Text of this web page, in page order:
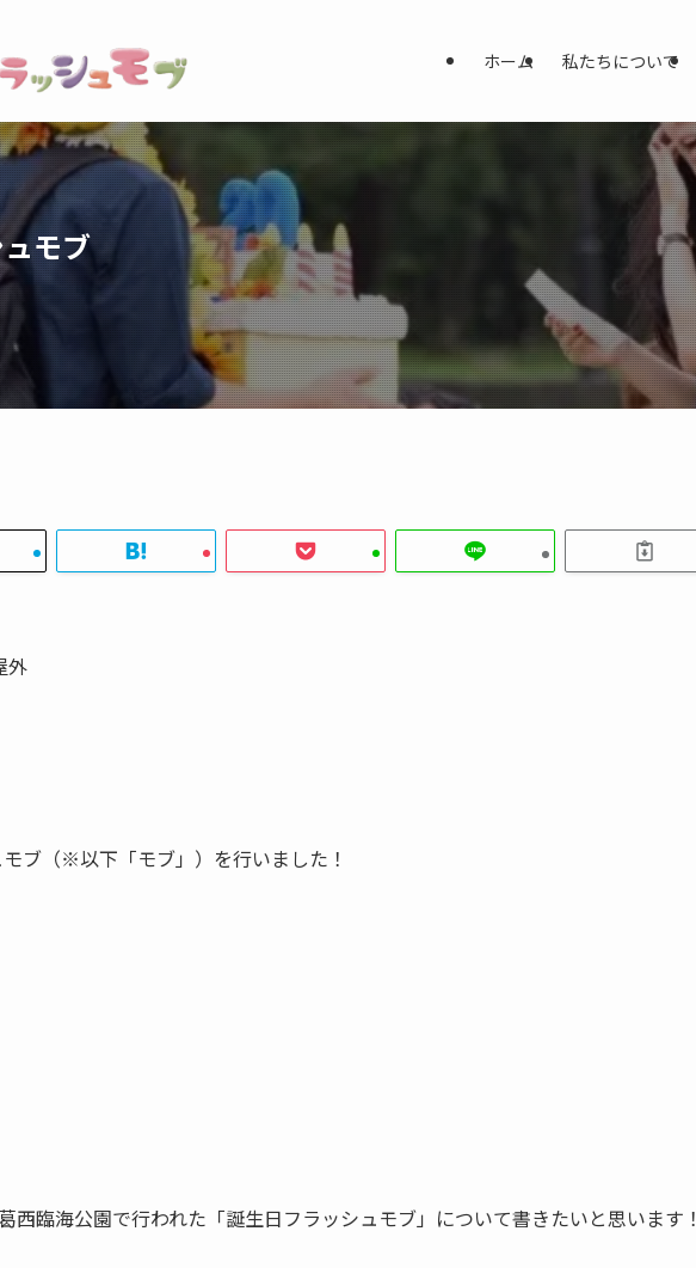
ホーム 私たちについて
モブ
外
ブ（※以下「モブ」）を行いました！
西臨海公園で行われた「誕生日フラッシュモブ」について書きたいと思います！